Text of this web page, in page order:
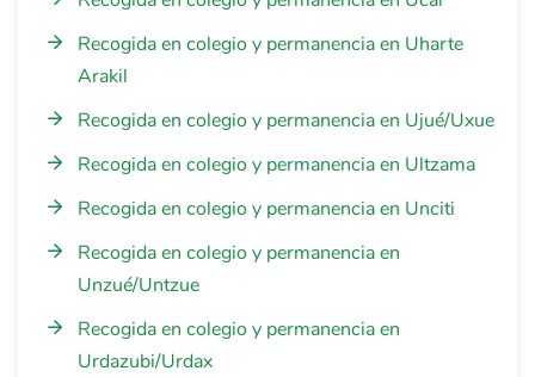
Recogida en colegio y permanencia en Uharte
Arakil
Recogida en colegio y permanencia en Ujué/Uxue
Recogida en colegio y permanencia en Ultzama
Recogida en colegio y permanencia en Unciti
Recogida en colegio y permanencia en
Unzué/Untzue
Recogida en colegio y permanencia en
Urdazubi/Urdax